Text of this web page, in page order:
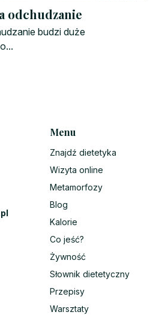
odchudzanie
budzi duże
Menu
Znajdź dietetyka
Wizyta online
Metamorfozy
Blog
Kalorie
Co jeść?
Żywność
Słownik dietetyczny
Przepisy
Warsztaty